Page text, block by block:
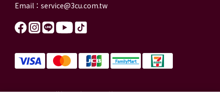
Email： service@3cu.com.tw
信源電器有限公司 統一編號：84179325